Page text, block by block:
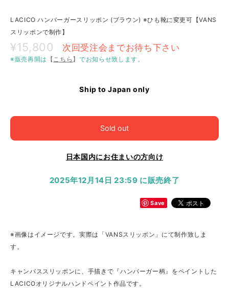
LACICO ハンバーガースリッポン (ブラウン) ※ひも靴に変更可【VANS
スリッポンで制作】
¥15,800 次回受注会までお待ち下さい
※販売再開は 【こちら 】でお知らせ致します。
Ship to Japan only
Sold out
日本国内にお住まいの方向け
2025年12月14日 23:59 に販売終了
Save
※画像はイメージです。実際は「VANSスリッポン」にて制作致しま
す。
キャンバススリッポンに、手描きで『ハンバーガー柄』をペイントした
LACICOオリジナルハンドペイント作品です。